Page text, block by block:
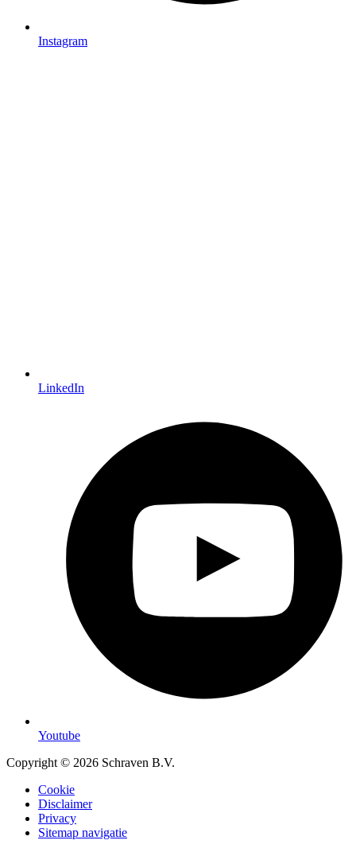
Instagram
LinkedIn
Youtube
Copyright © 2026 Schraven B.V.
Cookie
Disclaimer
Privacy
Sitemap navigatie